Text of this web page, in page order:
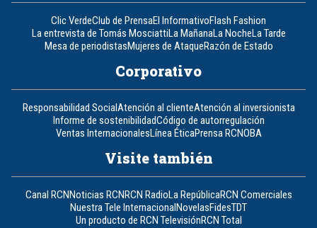
Clic VerdeClub de PrensaEl InformativoFlash Fashion
La entrevista de Tomás MosciattiLa MañanaLa NocheLa Tarde
Mesa de periodistasMujeres de AtaqueRazón de Estado
Corporativo
Responsabilidad SocialAtención al clienteAtención al inversionista
Informe de sostenibilidadCódigo de autorregulación
Ventas InternacionalesLínea ÉticaPrensa RCNOBA
Visite también
Canal RCN Noticias RCN RCN RadioLa RepúblicaRCN Comerciales
Nuestra Tele Internacional NovelasFidesTDT
Un producto de RCN TelevisiónRCN Total